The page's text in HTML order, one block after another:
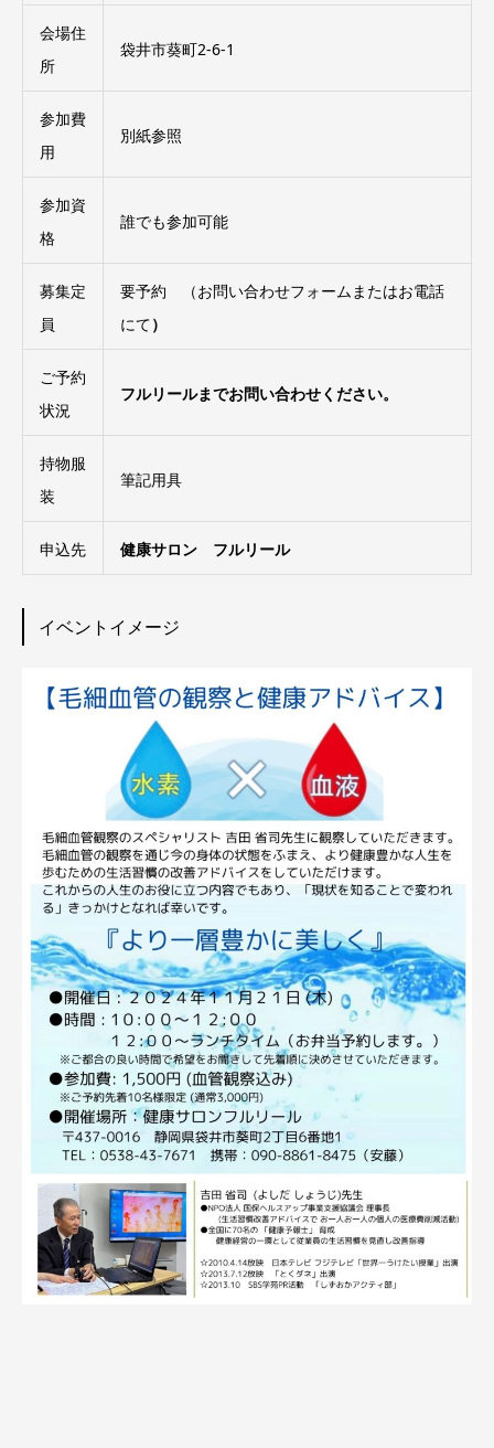
会場住
所
袋井市葵町2-6-1
参加費
用
別紙参照
参加資
格
誰でも参加可能
募集定
員
要予約 （お問い合わせフォームまたはお電話
にて）
ご予約
状況
フルリールまでお問い合わせください。
持物服
装
筆記用具
申込先 健康サロン フルリール
イベントイメージ